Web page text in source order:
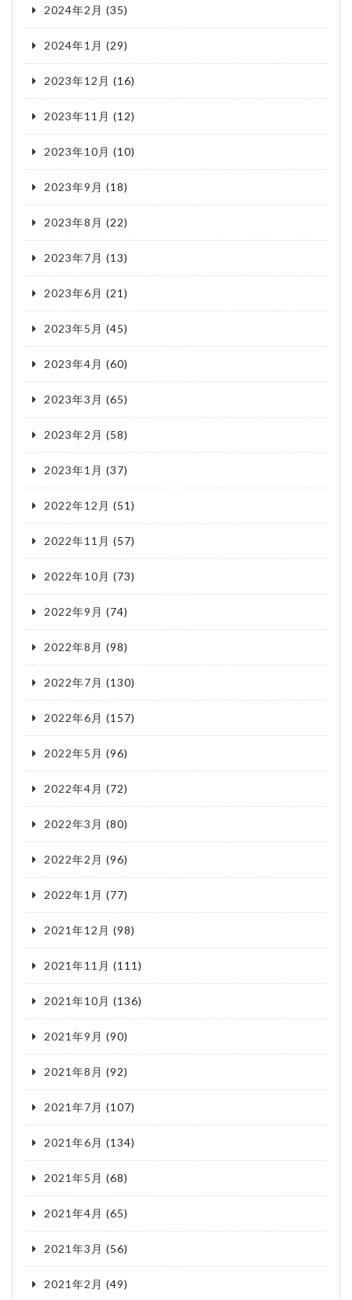
2024年2月 (35)
2024年1月 (29)
2023年12月 (16)
2023年11月 (12)
2023年10月 (10)
2023年9月 (18)
2023年8月 (22)
2023年7月 (13)
2023年6月 (21)
2023年5月 (45)
2023年4月 (60)
2023年3月 (65)
2023年2月 (58)
2023年1月 (37)
2022年12月 (51)
2022年11月 (57)
2022年10月 (73)
2022年9月 (74)
2022年8月 (98)
2022年7月 (130)
2022年6月 (157)
2022年5月 (96)
2022年4月 (72)
2022年3月 (80)
2022年2月 (96)
2022年1月 (77)
2021年12月 (98)
2021年11月 (111)
2021年10月 (136)
2021年9月 (90)
2021年8月 (92)
2021年7月 (107)
2021年6月 (134)
2021年5月 (68)
2021年4月 (65)
2021年3月 (56)
2021年2月 (49)